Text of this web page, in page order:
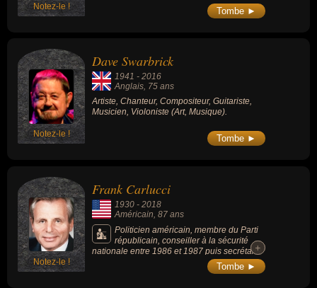
Notez-le ! Tombe ►
Notez-le !
Dave Swarbrick
1941 - 2016
Anglais, 75 ans
Artiste, Chanteur, Compositeur, Guitariste,
Musicien, Violoniste (Art, Musique).
Tombe ►
Notez-le !
Frank Carlucci
1930 - 2018
Américain, 87 ans
Politicien américain, membre du Parti
républicain, conseiller à la sécurité
nationale entre 1986 et 1987 puis secrétaire
à la Défense entre 1987 et 1989 dans
l'administration du président Ronald
+
+
Tombe ►